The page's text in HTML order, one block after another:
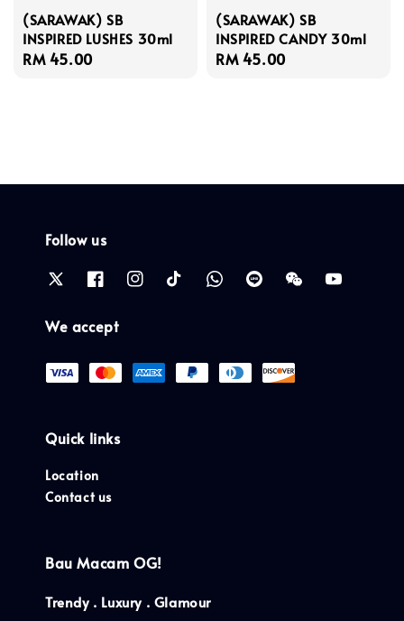
(SARAWAK) SB
INSPIRED LUSHES 30ml
Regular
RM 45.00
(SARAWAK) SB
INSPIRED CANDY 30ml
Regular
RM 45.00
Follow us
We accept
Quick links
Location
Contact us
Bau Macam OG!
Trendy . Luxury . Glamour